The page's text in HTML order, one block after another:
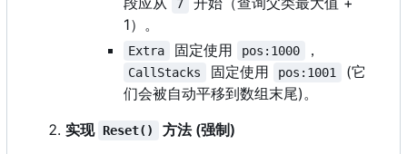
7
1） 。
Extra 固定使用 pos:1000 ，
CallStacks 固定使用 pos:1001
(它
们会被自动平移到数组末尾)。
实现 Reset()
方法 (强制)